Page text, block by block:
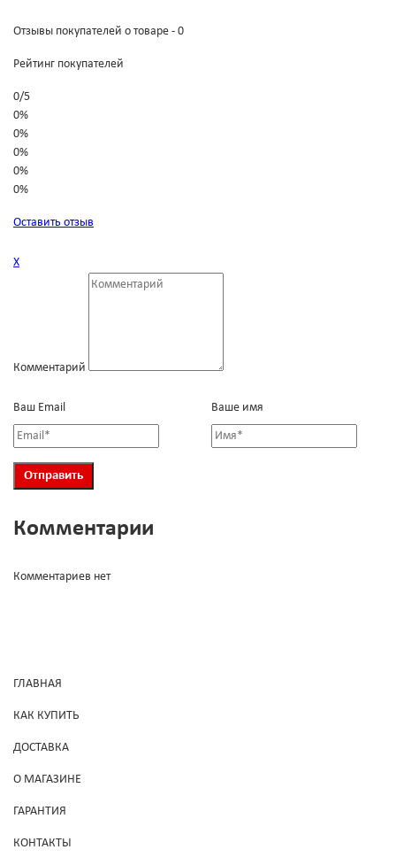
Отзывы покупателей о товаре - 0
Рейтинг покупателей
0/5
0%
0%
0%
0%
0%
Оставить отзыв
Х
Комментарий
Ваш Email Ваше имя
Комментарии
Комментариев нет
ГЛАВНАЯ
КАК КУПИТЬ
ДОСТАВКА
О МАГАЗИНЕ
ГАРАНТИЯ
КОНТАКТЫ